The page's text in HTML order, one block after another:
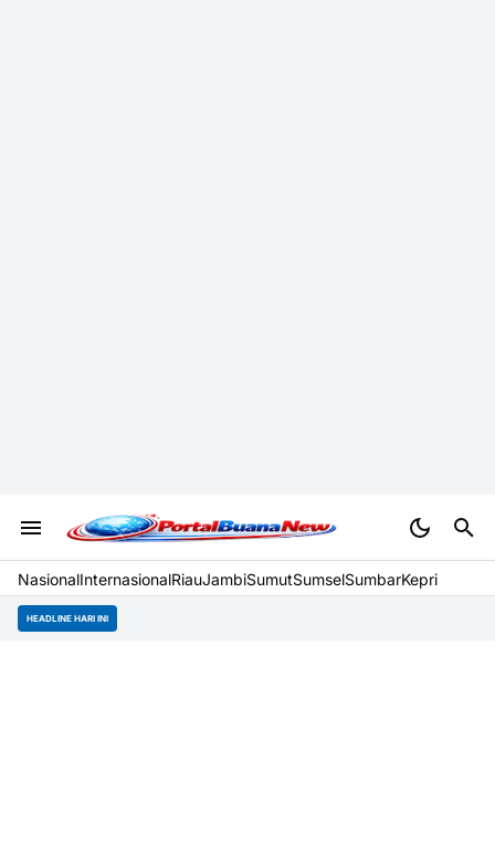
NasionalInternasionalRiauJambiSumutSumselSumbarKepri
HEADLINE HARI INI